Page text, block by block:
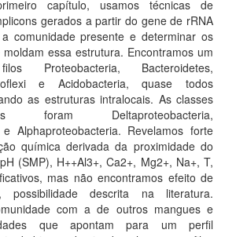
capítulo, usamos técnicas de
gerados a partir do gene de rRNA
comunidade presente e determinar os
essa estrutura. Encontramos um
Proteobacteria, Bacteroidetes,
e Acidobacteria, quase todos
as estruturas intralocais. As classes
foram Deltaproteobacteria,
Alphaproteobacteria. Revelamos forte
química derivada da proximidade do
(SMP), H++Al3+, Ca2+, Mg2+, Na+, T,
mas não encontramos efeito de
possibilidade descrita na literatura.
com a de outros mangues e
que apontam para um perfil